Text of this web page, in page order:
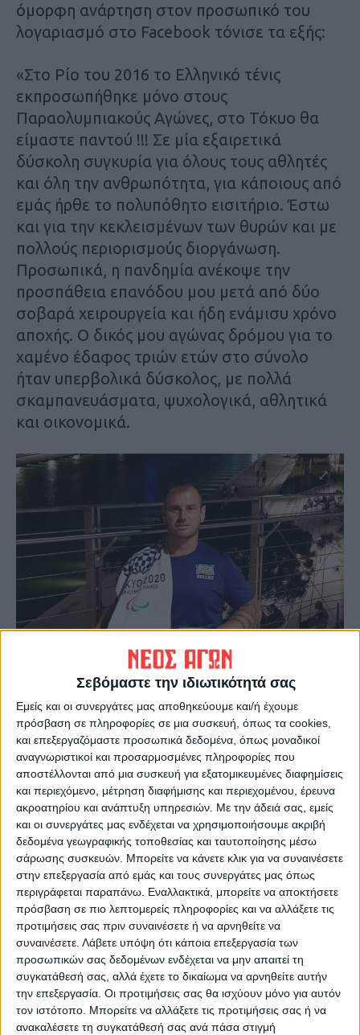
Σεβόμαστε την ιδιωτικότητά σας
Εμείς και οι συνεργάτες μας αποθηκεύουμε και/ή έχουμε
πρόσβαση σε πληροφορίες σε μια συσκευή, όπως τα cookies,
και επεξεργαζόμαστε προσωπικά δεδομένα, όπως μοναδικοί
αναγνωριστικοί και προσαρμοσμένες πληροφορίες που
αποστέλλονται από μια συσκευή για εξατομικευμένες διαφημίσεις
και περιεχόμενο, μέτρηση διαφήμισης και περιεχομένου, έρευνα
ακροατηρίου και ανάπτυξη υπηρεσιών. Με την άδειά σας, εμείς
και οι συνεργάτες μας ενδέχεται να χρησιμοποιήσουμε ακριβή
δεδομένα γεωγραφικής τοποθεσίας και ταυτοποίησης μέσω
σάρωσης συσκευών. Μπορείτε να κάνετε κλικ για να συναινέσετε
στην επεξεργασία από εμάς και τους συνεργάτες μας όπως
περιγράφεται παραπάνω. Εναλλακτικά, μπορείτε να αποκτήσετε
πρόσβαση σε πιο λεπτομερείς πληροφορίες και να αλλάξετε τις
προτιμήσεις σας πριν συναινέσετε ή να αρνηθείτε να
συναινέσετε. Λάβετε υπόψη ότι κάποια επεξεργασία των
προσωπικών σας δεδομένων ενδέχεται να μην απαιτεί τη
συγκατάθεσή σας, αλλά έχετε το δικαίωμα να αρνηθείτε αυτήν
την επεξεργασία. Οι προτιμήσεις σας θα ισχύουν μόνο για αυτόν
τον ιστότοπο. Μπορείτε να αλλάξετε τις προτιμήσεις σας ή να
ανακαλέσετε τη συγκατάθεσή σας ανά πάσα στιγμή
όμορφη ανάρτηση στον προσωπικό του
λογαριασμό στο Facebook τόνισε τα εξής:
«Στο Ρίο του 2016 το Ελληνικό τένις
εκπροσωπήθηκε μόνο στους
Παραολυμπιακούς Αγώνες, στο Τόκυο θα
είμαστε παντού !!! Σε μία εξαιρετικά
δύσκολη συγκυρία για όλους τους αθλητές
και όλη την ανθρωπότητα, για κάποιους από
εμάς ήρθε το πολυπόθητο εισιτήριο. Έστω
και για την κεκλεισμένων των θυρών και με
πολλούς περιορισμούς διοργάνωση.
Προσωπικά, η πανδημία ανέκοψε την
προσπάθεια επανόδου μου μετά από δύο
σοβαρά χειρουργεία και ήδη ενάμισυ χρόνο
αποχής. Ο δικός μου αγώνας δρόμου για το
χαμένο έδαφος τριών ετών στο σύνολο
ήταν υπερβολικά δύσκολος, με πολλά
σκαμπανευάσματα, ψυχολογικά, αθλητικά
και οικονομικά.
Οι ακυρώσεις & οι αναβολές σε όλες τις
αθλητικές διοργανώσεις ήταν για όλα τα
αθλήματα ένα τεράστιο πλήγμα καθώς δεν
επέτρεψαν σε πολλούς συναθλητές την
ισότιμη επάνοδο. Θα μπορούσα να πω πάρα